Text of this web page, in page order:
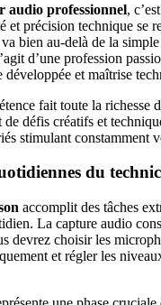
audio professionnel,
et précision technique se
bien au-delà de la
d’une profession
développée et maîtrise
fait toute la richesse
défis créatifs et
stimulant constamment
du
accomplit des tâches
La capture audio
devrez choisir les
et régler les